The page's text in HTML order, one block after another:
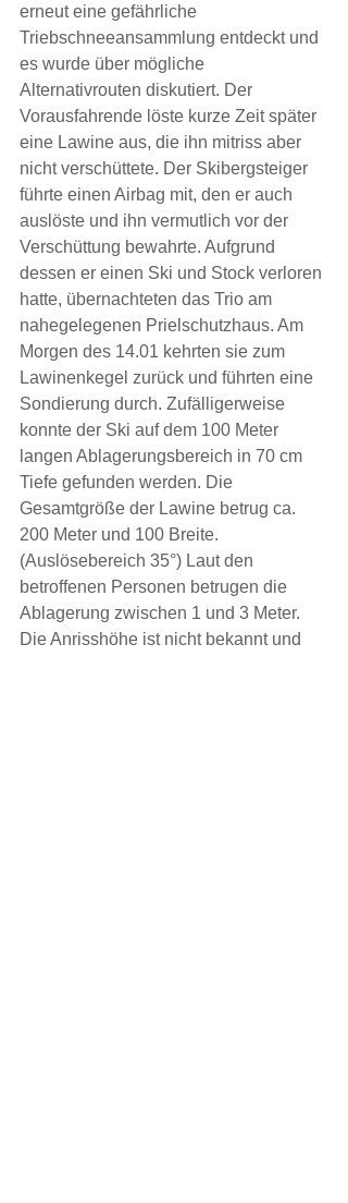
erneut eine gefährliche
Triebschneeansammlung entdeckt und
es wurde über mögliche
Alternativrouten diskutiert. Der
Vorausfahrende löste kurze Zeit später
eine Lawine aus, die ihn mitriss aber
nicht verschüttete. Der Skibergsteiger
führte einen Airbag mit, den er auch
auslöste und ihn vermutlich vor der
Verschüttung bewahrte. Aufgrund
dessen er einen Ski und Stock verloren
hatte, übernachteten das Trio am
nahegelegenen Prielschutzhaus. Am
Morgen des 14.01 kehrten sie zum
Lawinenkegel zurück und führten eine
Sondierung durch. Zufälligerweise
konnte der Ski auf dem 100 Meter
langen Ablagerungsbereich in 70 cm
Tiefe gefunden werden. Die
Gesamtgröße der Lawine betrug ca.
200 Meter und 100 Breite.
(Auslösebereich 35°) Laut den
betroffenen Personen betrugen die
Ablagerung zwischen 1 und 3 Meter.
Die Anrisshöhe ist nicht bekannt und